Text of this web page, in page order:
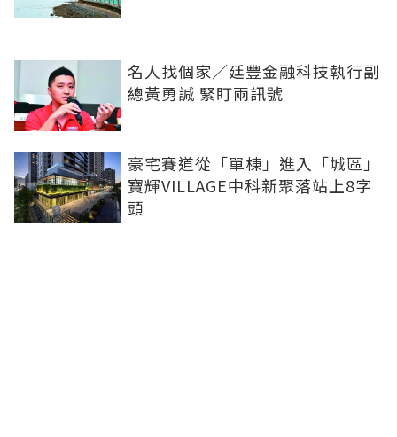
名人找個家／廷豐金融科技執行副
總黃勇諴 緊盯兩訊號
豪宅賽道從「單棟」進入「城區」
寶輝VILLAGE中科新聚落站上8字
頭